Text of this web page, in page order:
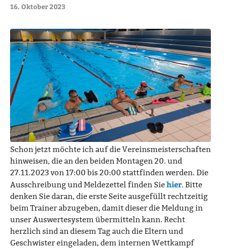
16. Oktober 2023
Schon jetzt möchte ich auf die Vereinsmeisterschaften
hinweisen, die an den beiden Montagen 20. und
27.11.2023 von 17:00 bis 20:00 stattfinden werden. Die
Ausschreibung und Meldezettel finden Siehier. Bitte
denken Sie daran, die erste Seite ausgefüllt rechtzeitig
beim Trainer abzugeben, damit dieser die Meldung in
unser Auswertesystem übermitteln kann. Recht
herzlich sind an diesem Tag auch die Eltern und
Geschwister eingeladen, dem internen Wettkampf